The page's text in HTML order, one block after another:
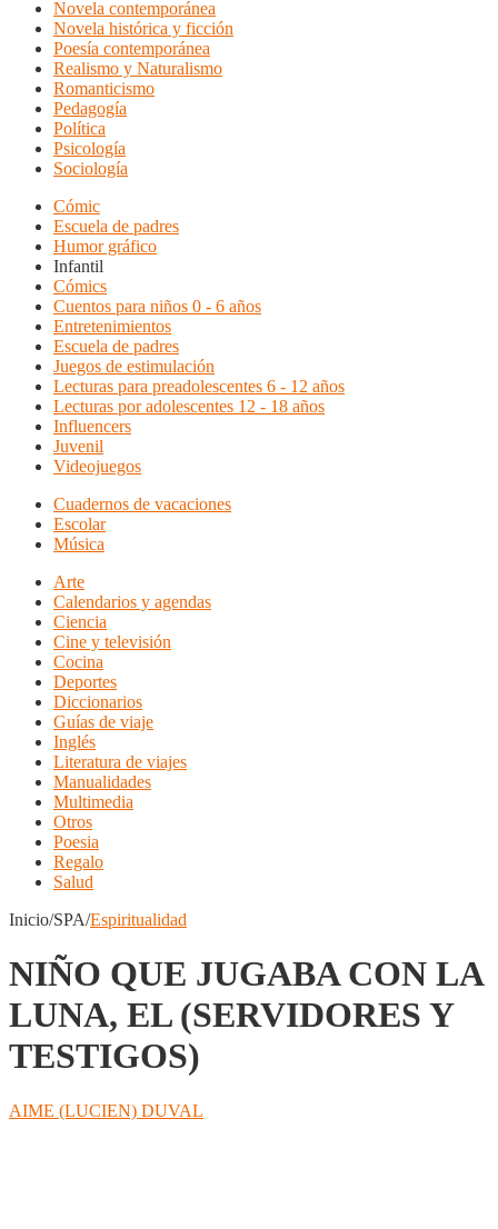
Novela contemporánea
Novela histórica y ficción
Poesía contemporánea
Realismo y Naturalismo
Romanticismo
Pedagogía
Política
Psicología
Sociología
Cómic
Escuela de padres
Humor gráfico
Infantil
Cómics
Cuentos para niños 0 - 6 años
Entretenimientos
Escuela de padres
Juegos de estimulación
Lecturas para preadolescentes 6 - 12 años
Lecturas por adolescentes 12 - 18 años
Influencers
Juvenil
Videojuegos
Cuadernos de vacaciones
Escolar
Música
Arte
Calendarios y agendas
Ciencia
Cine y televisión
Cocina
Deportes
Diccionarios
Guías de viaje
Inglés
Literatura de viajes
Manualidades
Multimedia
Otros
Poesia
Regalo
Salud
Inicio/SPA/Espiritualidad
NIÑO QUE JUGABA CON LA
LUNA, EL (SERVIDORES Y
TESTIGOS)
AIME (LUCIEN) DUVAL